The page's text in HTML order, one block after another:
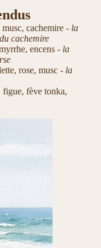
cachemire - la
cachemire
encens - la
rose, musc - la
figue, fève tonka,